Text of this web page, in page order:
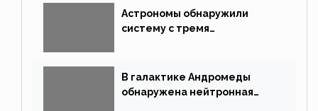
Астрономы обнаружили
систему с тремя
В галактике Андромеды
обнаружена нейтронная